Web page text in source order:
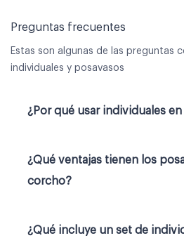
Preguntas frecuentes
Estas son algunas de las preguntas
individuales y posavasos
¿Por qué usar individuales en
¿Qué ventajas tienen los
corcho?
¿Qué incluye un set de